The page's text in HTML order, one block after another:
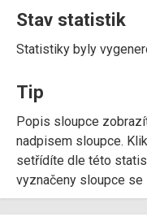
Stav statistik
Statistiky byly
Tip
Popis sloupce
nadpisem sloupce.
setřídíte dle této
vyznačeny sloupce